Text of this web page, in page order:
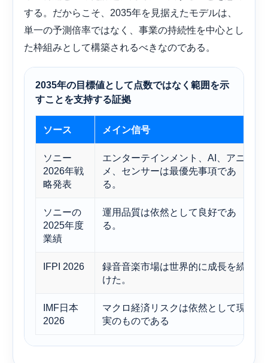
する。だからこそ、2035年を見据えたモデルは、
単一の予測倍率ではなく、事業の持続性を中心とし
た枠組みとして構築されるべきなのである。
2035年の目標値として点数ではなく範囲を示
すことを支持する証拠
ソース メイン信号
ソニー
2026年戦
略発表
エンターテインメント、AI、アニ
メ、センサーは最優先事項であ
る。
ソニーの
2025年度
業績
運用品質は依然として良好であ
る。
IFPI 2026
録音音楽市場は世界的に成長を続
けた。
IMF日本
2026
マクロ経済リスクは依然として現
実のものである